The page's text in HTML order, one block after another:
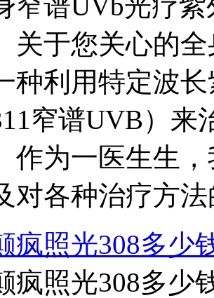
关于您关心的
种利用特定波
窄谱UVB）来
作为一医生生
对各种治疗方
疯照光308多少
疯照光308多少